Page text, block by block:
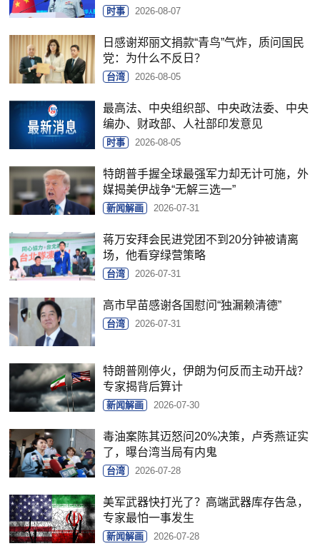
时事 2026-08-07
日感谢郑丽文捐款“青鸟”气炸，质问国民
党：为什么不反日？
台湾 2026-08-05
最高法、中央组织部、中央政法委、中央
编办、财政部、人社部印发意见
时事 2026-08-05
特朗普手握全球最强军力却无计可施，外
媒揭美伊战争“无解三选一”
新闻解画 2026-07-31
蒋万安拜会民进党团不到20分钟被请离
场，他看穿绿营策略
台湾 2026-07-31
高市早苗感谢各国慰问“独漏赖清德”
台湾 2026-07-31
特朗普刚停火，伊朗为何反而主动开战？
专家揭背后算计
新闻解画 2026-07-30
毒油案陈其迈怒问20%决策，卢秀燕证实
了，曝台湾当局有内鬼
台湾 2026-07-28
美军武器快打光了？高端武器库存告急，
专家最怕一事发生
新闻解画 2026-07-28